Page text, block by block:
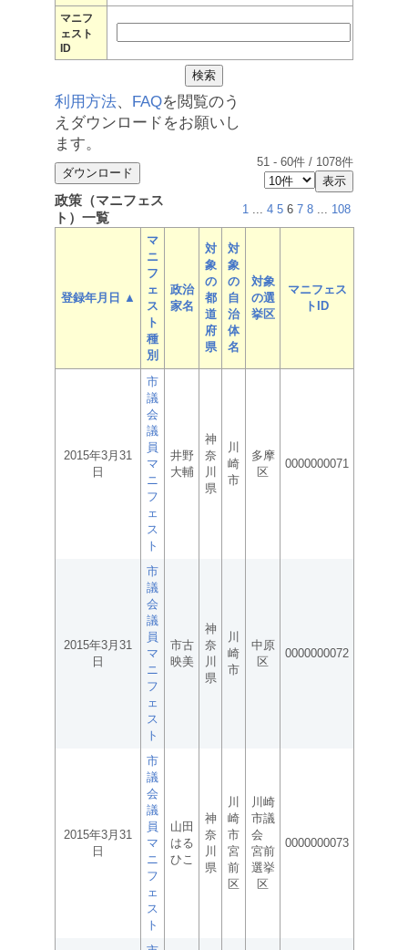
マニフ
ェスト
ID
利用方法、 FAQを閲覧のう
えダウンロードをお願いし
ます。
51 - 60件 / 1078件
政策（マニフェス
ト）一覧
1 ... 4 5 6 7 8 ... 108
登録年月日 ▲
マ
ニ
フ
ェ
ス
ト
種
別
政治
家名
対
象
の
都
道
府
県
対
象
の
自
治
体
名
対象
の選
挙区
マニフェス
トID
2015年3月31
日
市
議
会
議
員
マ
ニ
フ
ェ
ス
ト
井野
大輔
神
奈
川
県
川
崎
市
多摩
区
0000000071
2015年3月31
日
市
議
会
議
員
マ
ニ
フ
ェ
ス
ト
市古
映美
神
奈
川
県
川
崎
市
中原
区
0000000072
2015年3月31
日
市
議
会
議
員
マ
ニ
フ
ェ
ス
ト
山田
はる
ひこ
神
奈
川
県
川
崎
市
宮
前
区
川崎
市議
会
宮前
選挙
区
0000000073